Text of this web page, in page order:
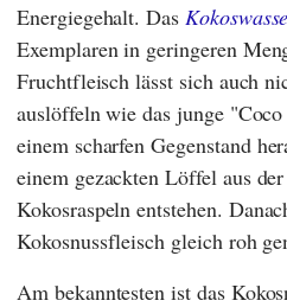
Energiegehalt. Das
Exemplaren in geringeren
Fruchtfleisch lässt sich auch
auslöffeln wie das junge
einem scharfen Gegenstand
einem gezackten Löffel aus
Kokosraspeln entstehen.
Kokosnussfleisch gleich roh
Am bekanntesten ist das